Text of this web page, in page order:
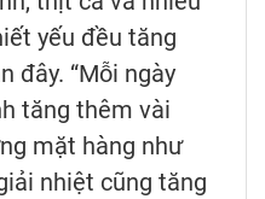
yếu đều tăng
đây. “Mỗi ngày
tăng thêm vài
mặt hàng như
nhiệt cũng tăng